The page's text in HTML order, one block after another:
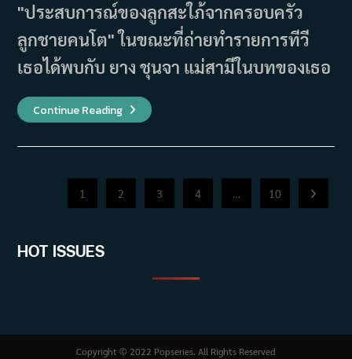
"ประสบการณ์ของลูกสะใภ้จากครอบครัว
ลูกชายคนโต" ในขณะที่ถ่ายทำรายการทีวี
เธอได้พบกับ ยาง ชุนจา แม่สามีในบทของเธอ
Continue Readingเรื่อง
ย่อ
Bride
1 2 3 4 … 10 Go to
HOT ISSUES
Copyright © 2022 Popseries. All Rights Reserved